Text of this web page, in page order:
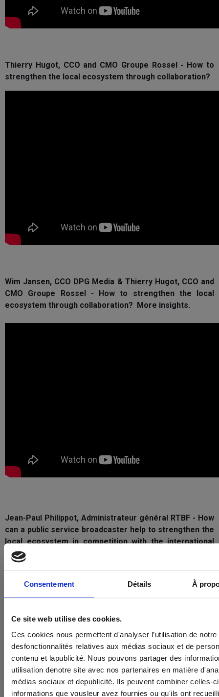
Consentement Détails À
Ce site web utilise des cookies.
Ces cookies nous permettent d'analyser l’utilisation de notre
desfonctionnalités relatives aux médias sociaux et de
contenu et lapublicité. Nous pouvons partager des
utilisation denotre site avec nos partenaires en matière
médias sociaux et depublicité. Ils peuvent combiner celles-
informations que vousleur avez fournies ou qu'ils ont
Thierry Hugot, CCO and CMO Groupe Rossel - How to
strengthen the local ecosystem through collaboration?
Wim Jansen, CCO DPG Media & Thierry Hugot, CCO and
CMO Groupe Rossel - How to strengthen the local
ecosystem through collaboration? More insights.
Jean-Paul Philippot, Administrateur général RTBF - How
can a public service broadcaster help to strengthen the
local ecosystem in competition with the international
platforms?